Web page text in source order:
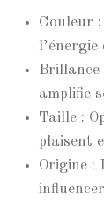
Couleur
Brillance
amplifie
Taille :
plaisent
Origine :